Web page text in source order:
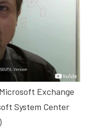
Exchange
System Center